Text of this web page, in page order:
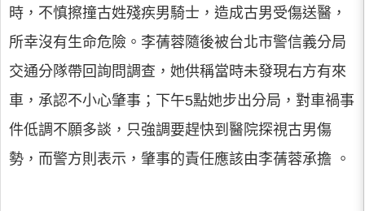
時，不慎擦撞古姓殘疾男騎士，造成古男受傷送醫，
所幸沒有生命危險。李蒨蓉隨後被台北市警信義分局
交通分隊帶回詢問調查，她供稱當時未發現右方有來
車，承認不小心肇事；下午5點她步出分局，對車禍事
件低調不願多談，只強調要趕快到醫院探視古男傷
勢，而警方則表示，肇事的責任應該由李蒨蓉承擔 。